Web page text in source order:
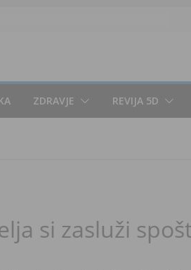
ZDRAVJE REVIJA 5D
si zasluži